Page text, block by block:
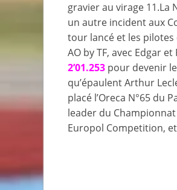
gravier au virage 11.La
un autre incident aux
tour lancé et les pilotes
AO by TF, avec Edgar
2’01.253 pour devenir
qu’épaulent Arthur
placé l’Oreca N°65 du
leader du Championnat
Europol Competition,